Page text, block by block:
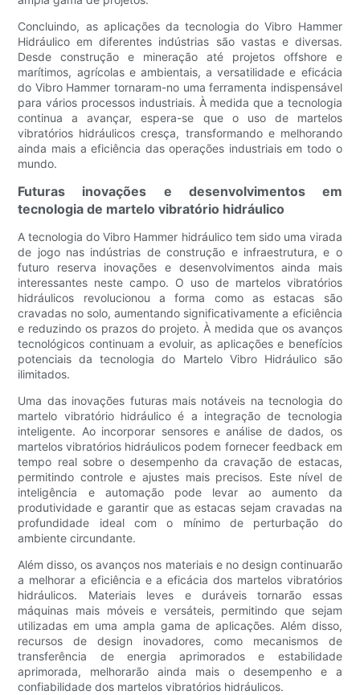
Concluindo, as aplicações da tecnologia do Vibro Hammer
Hidráulico em diferentes indústrias são vastas e diversas.
Desde construção e mineração até projetos offshore e
marítimos, agrícolas e ambientais, a versatilidade e eficácia
do Vibro Hammer tornaram-no uma ferramenta indispensável
para vários processos industriais. À medida que a tecnologia
continua a avançar, espera-se que o uso de martelos
vibratórios hidráulicos cresça, transformando e melhorando
ainda mais a eficiência das operações industriais em todo o
mundo.
Futuras inovações e desenvolvimentos em
tecnologia de martelo vibratório hidráulico
A tecnologia do Vibro Hammer hidráulico tem sido uma virada
de jogo nas indústrias de construção e infraestrutura, e o
futuro reserva inovações e desenvolvimentos ainda mais
interessantes neste campo. O uso de martelos vibratórios
hidráulicos revolucionou a forma como as estacas são
cravadas no solo, aumentando significativamente a eficiência
e reduzindo os prazos do projeto. À medida que os avanços
tecnológicos continuam a evoluir, as aplicações e benefícios
potenciais da tecnologia do Martelo Vibro Hidráulico são
ilimitados.
Uma das inovações futuras mais notáveis ​​na tecnologia do
martelo vibratório hidráulico é a integração de tecnologia
inteligente. Ao incorporar sensores e análise de dados, os
martelos vibratórios hidráulicos podem fornecer feedback em
tempo real sobre o desempenho da cravação de estacas,
permitindo controle e ajustes mais precisos. Este nível de
inteligência e automação pode levar ao aumento da
produtividade e garantir que as estacas sejam cravadas na
profundidade ideal com o mínimo de perturbação do
ambiente circundante.
Além disso, os avanços nos materiais e no design continuarão
a melhorar a eficiência e a eficácia dos martelos vibratórios
hidráulicos. Materiais leves e duráveis ​​tornarão essas
máquinas mais móveis e versáteis, permitindo que sejam
utilizadas em uma ampla gama de aplicações. Além disso,
recursos de design inovadores, como mecanismos de
transferência de energia aprimorados e estabilidade
aprimorada, melhorarão ainda mais o desempenho e a
confiabilidade dos martelos vibratórios hidráulicos.